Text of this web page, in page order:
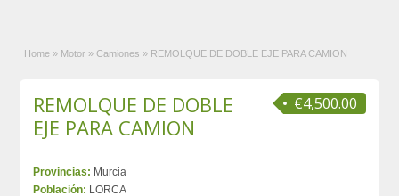
Home » Motor » Camiones » REMOLQUE DE DOBLE EJE PARA CAMION
€4,500.00
REMOLQUE DE DOBLE
EJE PARA CAMION
Provincias: Murcia
Población: LORCA